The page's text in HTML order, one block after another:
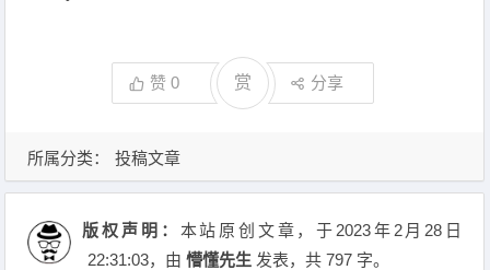
赞0 赏 分享
所属分类： 投稿文章
版权声明： 本站原创文章，于2023年2月28日
22:31:03，由懵懂先生 发表，共 797 字。